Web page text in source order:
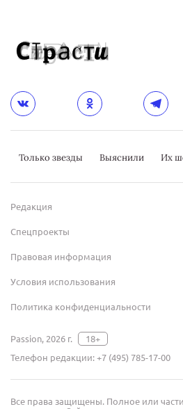
Только звезды Выяснили Их
Редакция
Спецпроекты
Правовая информация
Условия использования
Политика конфиденциальности
Passion, 2026 г.
18+
Телефон редакции:+7 (495) 785-17-00
Все права защищены. Полное или